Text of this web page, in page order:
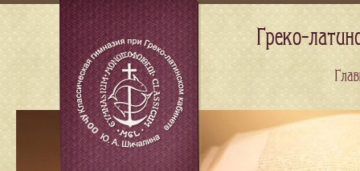
Греко-